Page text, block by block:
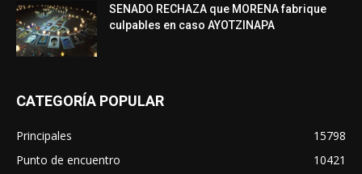
SENADO RECHAZA que MORENA fabrique
culpables en caso AYOTZINAPA
CATEGORÍA POPULAR
Principales
15798
Punto de encuentro
10421